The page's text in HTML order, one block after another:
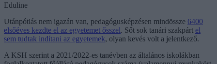
Eduline
Utánpótlás nem igazán van, pedagógusképzésen mindössze 6400
elsőéves kezdte el az egyetemet ősszel. Sőt sok tanári szakpárt el
sem tudtak indítani az egyetemek, olyan kevés volt a jelentkező.
A KSH szerint a 2021/2022-es tanévben az általános iskolákban